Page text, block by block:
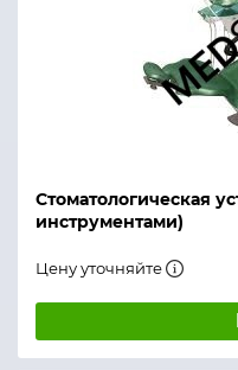
Стоматологическая
инструментами)
Цену уточняйте